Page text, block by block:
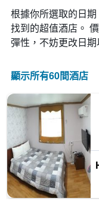
根據你所選取的日
找到的超值​酒店。
彈性，不妨更改日期
顯示所有60間酒店